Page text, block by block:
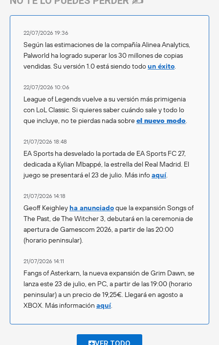
22/07/2026 19:36
Según las estimaciones de la compañía Alinea Analytics,
Palworld ha logrado superar los 30 millones de copias
vendidas. Su versión 1.0 está siendo todoun éxito.
22/07/2026 10:06
League of Legends vuelve a su versión más primigenia
con LoL Classic. Si quieres saber cuándo sale y todo lo
que incluye, no te pierdas nada sobreel nuevo modo.
21/07/2026 18:48
EA Sports ha desvelado la portada de EA Sports FC 27,
dedicada a Kylian Mbappé, la estrella del Real Madrid. El
juego se presentará el 23 de julio. Más infoaquí.
21/07/2026 14:18
Geoff Keighley ha anunciadoque la expansión Songs of
The Past, de The Witcher 3, debutará en la ceremonia de
apertura de Gamescom 2026, a partir de las 20:00
(horario peninsular).
21/07/2026 14:11
Fangs of Asterkarn, la nueva expansión de Grim Dawn, se
lanza este 23 de julio, en PC, a partir de las 19:00 (horario
peninsular) a un precio de 19,25€. Llegará en agosto a
XBOX. Más información aquí.